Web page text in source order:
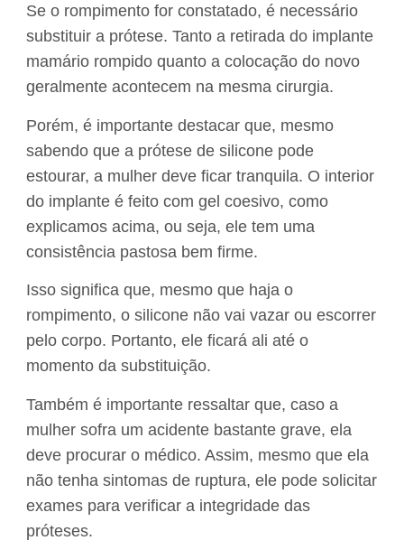
Se o rompimento for constatado, é necessário
substituir a prótese. Tanto a retirada do implante
mamário rompido quanto a colocação do novo
geralmente acontecem na mesma cirurgia.
Porém, é importante destacar que, mesmo
sabendo que a prótese de silicone pode
estourar, a mulher deve ficar tranquila. O interior
do implante é feito com gel coesivo, como
explicamos acima, ou seja, ele tem uma
consistência pastosa bem firme.
Isso significa que, mesmo que haja o
rompimento, o silicone não vai vazar ou escorrer
pelo corpo. Portanto, ele ficará ali até o
momento da substituição.
Também é importante ressaltar que, caso a
mulher sofra um acidente bastante grave, ela
deve procurar o médico. Assim, mesmo que ela
não tenha sintomas de ruptura, ele pode solicitar
exames para verificar a integridade das
próteses.